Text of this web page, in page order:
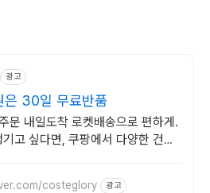
광고
은 30일 무료반품
문 내일도착 로켓배송으로 편하게.
고 싶다면, 쿠팡에서 다양한 건강
costeglory 광고